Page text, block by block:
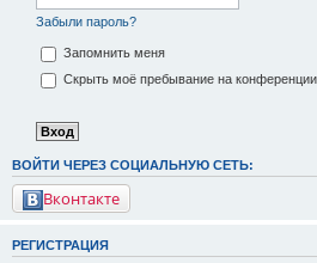
Забыли пароль?
Запомнить меня
Скрыть моё пребывание на конференции
ВОЙТИ ЧЕРЕЗ СОЦИАЛЬНУЮ СЕТЬ:
Вконтакте
РЕГИСТРАЦИЯ